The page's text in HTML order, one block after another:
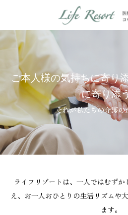
ご本人様の気持ちに寄り
に寄り添
それが私たちの介護の
ライフリゾートは、一人ではむず
え、お一人おひとりの生活リズムや
ます。